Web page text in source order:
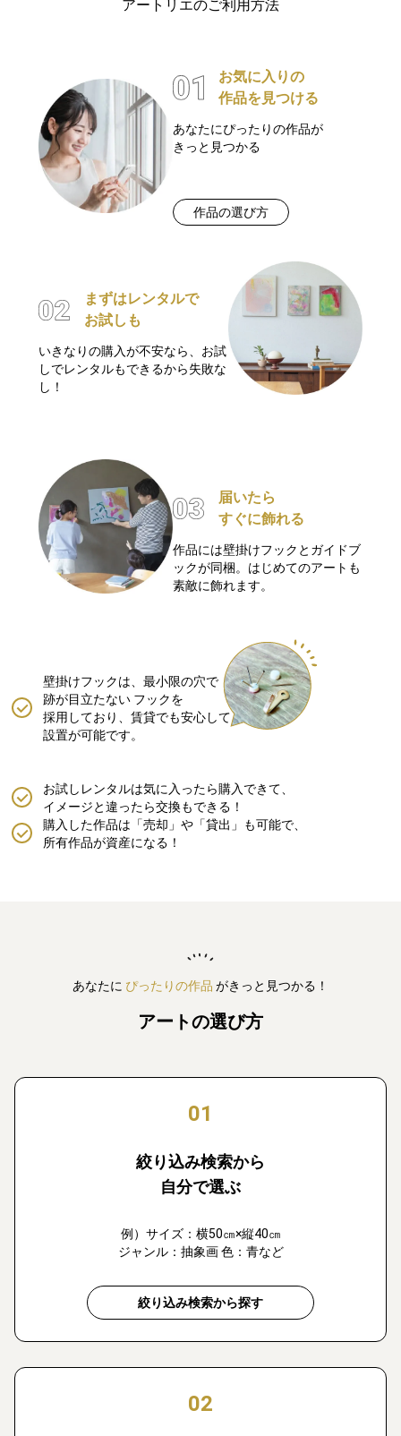
アートリエのご利用方法
お気に入りの
作品を見つける
あなたにぴったりの作品が
きっと見つかる
作品の選び方
まずはレンタルで
お試しも
いきなりの購入が不安なら、お試
しでレンタルもできるから失敗な
し！
届いたら
すぐに飾れる
作品には壁掛けフックとガイドブ
ックが同梱。はじめてのアートも
素敵に飾れます。
壁掛けフックは、最小限の穴で
跡が目立たない フックを
採用しており、賃貸でも安心して
設置が可能です。
購入した作品は「売却」や「貸出」も可能で、
所有作品が資産になる！
お試しレンタルは気に入ったら購入できて、
イメージと違ったら交換もできる！
あなたに ぴったりの作品 がきっと見つかる！
アートの選び方
01
絞り込み検索から
自分で選ぶ
例）サイズ：横50㎝×縦40㎝
ジャンル：抽象画 色：青など
絞り込み検索から探す
02